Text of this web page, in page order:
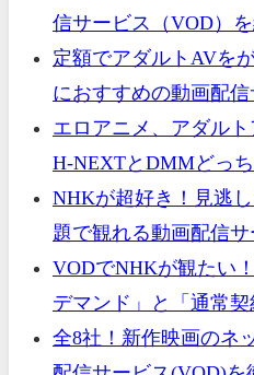
信サービス（VOD）
定額でアダルトAVを
におすすめの動画配信
エロアニメ、アダル
H-NEXTとDMMどっ
NHKが超好き！見逃
題で観れる動画配信サ
VODでNHKが観たい
デマンド」と「通常
全8社！新作映画のネ